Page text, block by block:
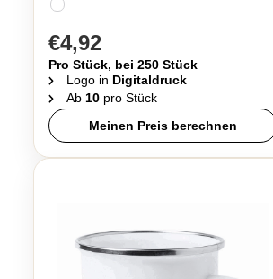
€4,92
Pro Stück, bei 250 Stück
Logo in Digitaldruck
Ab 10 pro Stück
Meinen Preis berechnen